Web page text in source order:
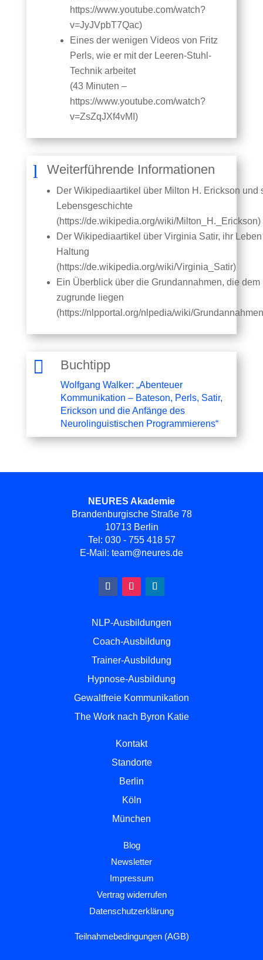
https://www.youtube.com/watch?
v=JyJVpbT7Qac)
Eines der wenigen Videos von Fritz
Perls, wie er mit der Leeren-Stuhl-
Technik arbeitet
(43 Minuten –
https://www.youtube.com/watch?
v=ZsZqJXf4vMI)
l Weiterführende Informationen
Der Wikipediaartikel über Milton H. Erickson und
Lebensgeschichte
(https://de.wikipedia.org/wiki/Milton_H._Erickson)
Der Wikipediaartikel über Virginia Satir, ihr
Haltung
(https://de.wikipedia.org/wiki/Virginia_Satir)
Ein Überblick über die Grundannahmen, die dem
zugrunde liegen
(https://nlpportal.org/nlpedia/wiki/
 Buchtipp
Wolfgang Walker: „Abenteuer
Kommunikation – Bateson, Perls, Satir,
Erickson und die Anfänge des
Neurolinguistischen Programmierens“
NEURES Akademie
Brandenburgische Straße 78
10713 Berlin
Tel: 030 - 755 418 57
E-Mail: team@neures.de
NLP-Ausbildungen
Coach-Ausbildung
Trainer-Ausbildung
Hypnose-Ausbildung
Gewaltfreie Kommunikation
The Work nach Byron Katie
Kontakt
Standorte
Berlin
Köln
München
Blog
Newsletter
Impressum
Vertrag widerrufen
Datenschutzerklärung
Teilnahmebedingungen (AGB)